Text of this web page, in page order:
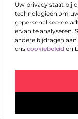
Uw privacy staat bij
technologieën om
gepersonaliseerde
ervan te analyseren.
andere bijdragen
ons cookiebeleid en